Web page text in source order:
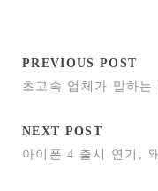
PREVIOUS POST
초고속 업체가 말하
NEXT POST
아이폰 4 출시 연기,